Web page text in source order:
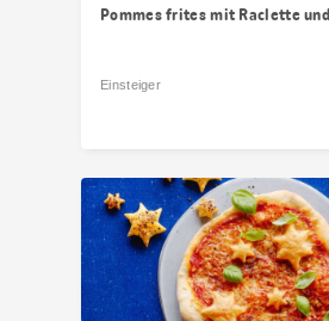
Pommes frites mit Raclette
Einsteiger